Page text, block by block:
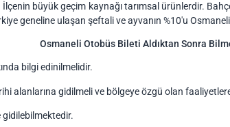
İlçenin büyük geçim kaynağı tarımsal ürünlerdir.
geneline ulaşan şeftali ve ayvanın %10'u
Osmaneli Otobüs Bileti Aldıktan Sonra
bilgi edinilmelidir.
alanlarına gidilmeli ve bölgeye özgü olan faaliyetlere